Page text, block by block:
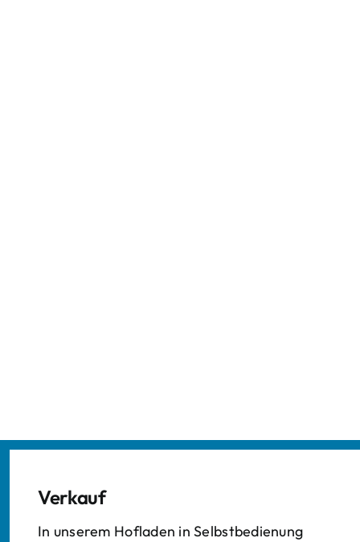
Verkauf
In unserem Hofladen in Selbstbedienung